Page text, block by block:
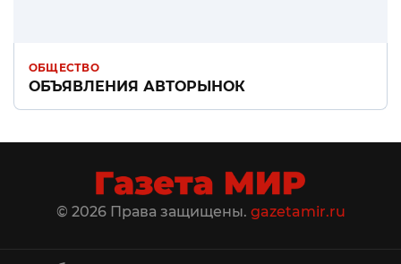
ОБЩЕСТВО
ОБЪЯВЛЕНИЯ АВТОРЫНОК
© 2026 Права защищены. gazetamir.ru